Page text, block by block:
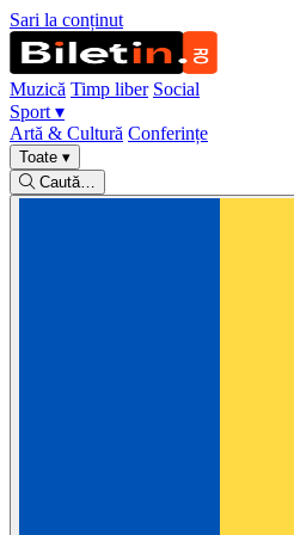
Sari la conținut
Muzică Timp liber Social
Sport ▾
Artă & Cultură Conferințe
Toate ▾
Caută…